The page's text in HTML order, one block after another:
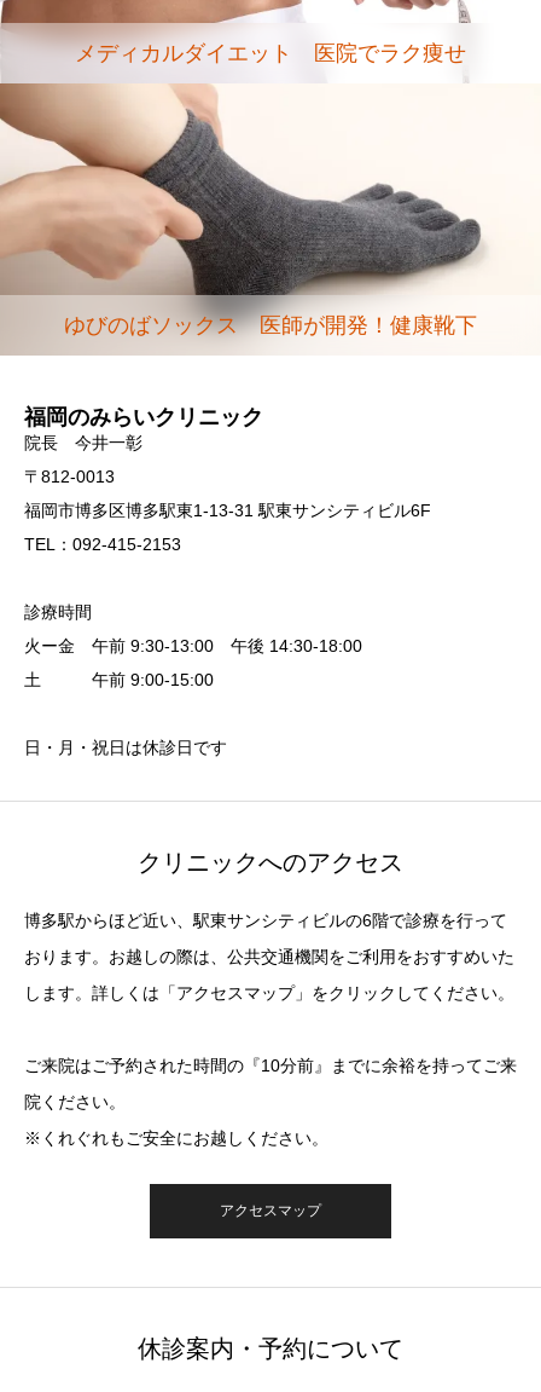
メディカルダイエット 医院でラク痩せ
ゆびのばソックス 医師が開発！健康靴下
福岡のみらいクリニック
院長 今井一彰
〒812-0013
福岡市博多区博多駅東1-13-31 駅東サンシティビル6F
TEL：092-415-2153
診療時間
火ー金 午前 9:30-13:00 午後 14:30-18:00
土 午前 9:00-15:00
日・月・祝日は休診日です
クリニックへのアクセス
博多駅からほど近い、駅東サンシティビルの6階で診療を行って
おります。お越しの際は、公共交通機関をご利用をおすすめいた
します。詳しくは「アクセスマップ」をクリックしてください。
ご来院はご予約された時間の『10分前』までに余裕を持ってご来
院ください。
※くれぐれもご安全にお越しください。
アクセスマップ
休診案内・予約について